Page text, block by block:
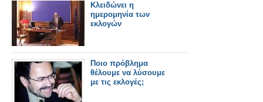
Κλειδώνει η
ημερομηνία των
εκλογών
Ποιο πρόβλημα
θέλουμε να λύσουμε
με τις εκλογές;